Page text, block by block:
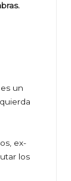
un
ex-
los